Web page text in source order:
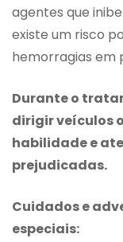
agentes que
existe um risco
hemorragias em
Durante o
dirigir veículos
habilidade e
prejudicadas.
Cuidados e
especiais: